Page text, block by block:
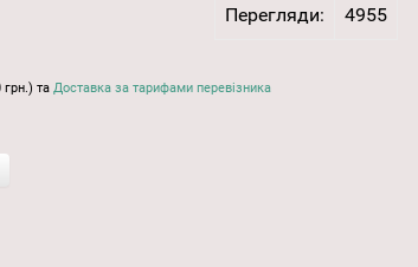
Перегляди: 4955
та Доставка за тарифами перевізника